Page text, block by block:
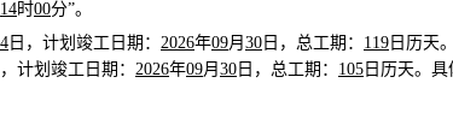
14时00分”。
日 ，计划竣工日期： 2026年09月 30 日 ，总工期： 119 日历天。
，计划竣工日期： 2026年09月 30 日 ，总工期： 105 日历天。 具